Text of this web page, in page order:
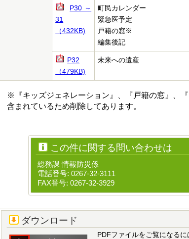
P30～
31
（432KB)
町民カレンダー
緊急医予定
戸籍の窓※
編集後記
P32
（479KB)
未来への遺産
※『キッズジェネレーション』、『戸籍の窓』、
含まれているため削除してあります。
この件に関する問い合わせは
総務課 情報防災係
電話番号: 0267-32-3111
FAX番号: 0267-32-3929
ダウンロード
PDFファイルをご覧になる